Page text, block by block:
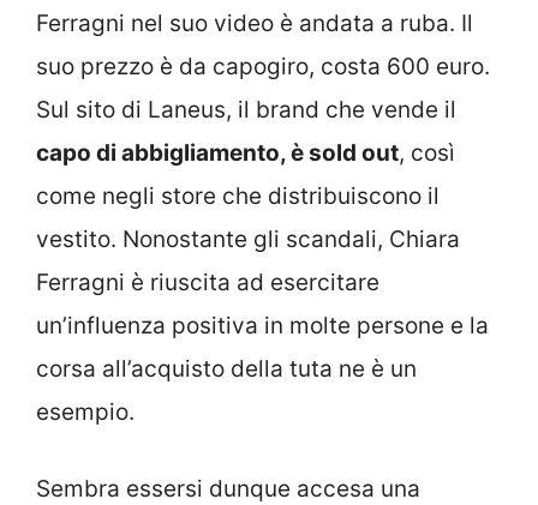
Ferragni nel suo video è andata a ruba. Il
suo prezzo è da capogiro, costa 600 euro.
Sul sito di Laneus, il brand che vende il
capo di abbigliamento, è sold out, così
come negli store che distribuiscono il
vestito. Nonostante gli scandali, Chiara
Ferragni è riuscita ad esercitare
un’influenza positiva in molte persone e la
corsa all’acquisto della tuta ne è un
esempio.
Sembra essersi dunque accesa una